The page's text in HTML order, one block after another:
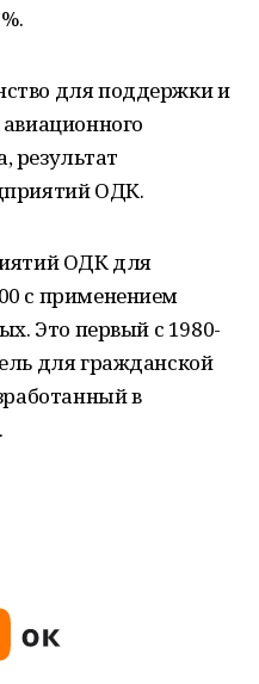
для поддержки и
результат
ОДК.
ОДК для
с применением
Это первый с 1980-
для гражданской
в